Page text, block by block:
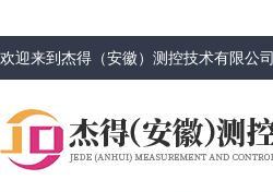
欢迎来到杰得（安徽）测控技术有限公司